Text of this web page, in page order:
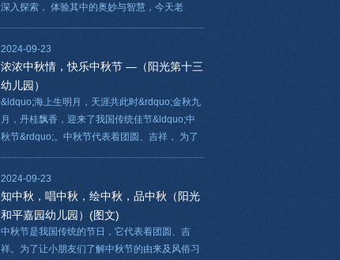
深入探索， 体验其中的奥妙与智慧，今天老
2024-09-23
浓浓中秋情，快乐中秋节 —（阳光第十三
幼儿园）
&ldquo;海上生明月，天涯共此时&rdquo;金秋九
月，丹桂飘香，迎来了我国传统佳节&ldquo;中
秋节&rdquo;。中秋节代表着团圆、吉祥， 为了
2024-09-23
知中秋，唱中秋，绘中秋，品中秋（阳光
和平嘉园幼儿园）(图文)
中秋节是我国传统的节日，它代表着团圆、吉
祥。为了让小朋友们了解中秋节的由来及风俗习